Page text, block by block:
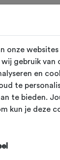
(Gelderland)
Voorst
deze club.
onze
gebruik van
en
te
te bieden.
kun je deze